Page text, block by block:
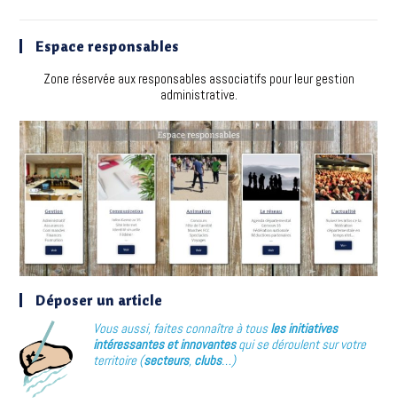
Espace responsables
Zone réservée aux responsables associatifs pour leur gestion
administrative.
Déposer un article
Vous aussi, faites connaître à tousles initiatives
intéressantes et innovantesqui se déroulent sur votre
territoire (secteurs, clubs…)